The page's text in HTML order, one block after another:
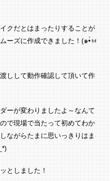
クだとはまったりすることが
ーズに作成できました！(๑•̀ㅂ
しして動作確認して頂いて作
ーが変わりましたよ～なんて
で現場で当たって初めてわか
ながらたまに思いっきりはま
としました！